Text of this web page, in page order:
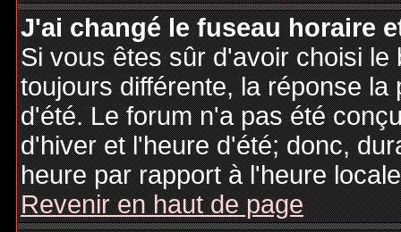
J'ai changé le fuseau horaire
Si vous êtes sûr d'avoir choisi
toujours différente, la réponse
d'été. Le forum n'a pas été
d'hiver et l'heure d'été; donc,
heure par rapport à l'heure
Revenir en haut de page